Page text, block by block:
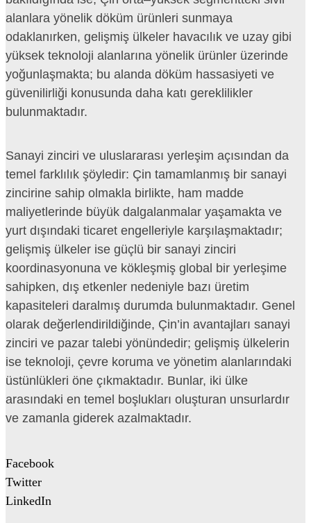
alanlara yönelik döküm ürünleri sunmaya
odaklanırken, gelişmiş ülkeler havacılık ve uzay gibi
yüksek teknoloji alanlarına yönelik ürünler üzerinde
yoğunlaşmakta; bu alanda döküm hassasiyeti ve
güvenilirliği konusunda daha katı gereklilikler
bulunmaktadır.
Sanayi zinciri ve uluslararası yerleşim açısından da
temel farklılık şöyledir: Çin tamamlanmış bir sanayi
zincirine sahip olmakla birlikte, ham madde
maliyetlerinde büyük dalgalanmalar yaşamakta ve
yurt dışındaki ticaret engelleriyle karşılaşmaktadır;
gelişmiş ülkeler ise güçlü bir sanayi zinciri
koordinasyonuna ve kökleşmiş global bir yerleşime
sahipken, dış etkenler nedeniyle bazı üretim
kapasiteleri daralmış durumda bulunmaktadır. Genel
olarak değerlendirildiğinde, Çin’in avantajları sanayi
zinciri ve pazar talebi yönündedir; gelişmiş ülkelerin
ise teknoloji, çevre koruma ve yönetim alanlarındaki
üstünlükleri öne çıkmaktadır. Bunlar, iki ülke
arasındaki en temel boşlukları oluşturan unsurlardır
ve zamanla giderek azalmaktadır.
Facebook
Twitter
LinkedIn